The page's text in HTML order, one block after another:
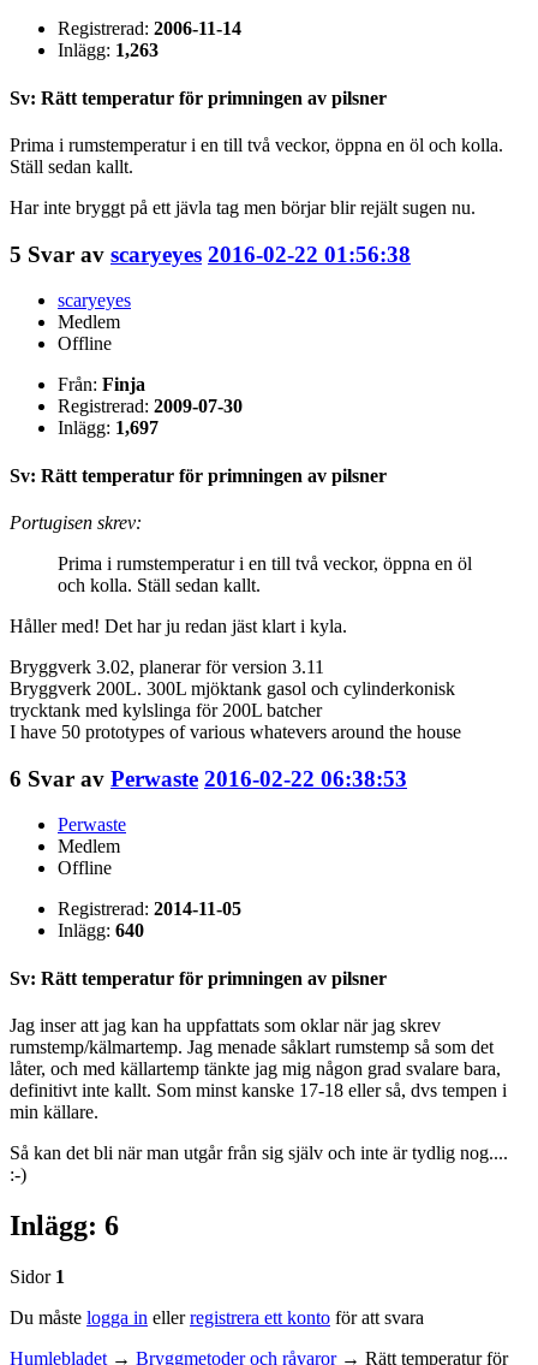
Registrerad: 2006-11-14
Inlägg: 1,263
Sv: Rätt temperatur för primningen av pilsner
Prima i rumstemperatur i en till två veckor, öppna en öl och kolla.
Ställ sedan kallt.
Har inte bryggt på ett jävla tag men börjar blir rejält sugen nu.
5 Svar av scaryeyes 2016-02-22 01:56:38
scaryeyes
Medlem
Offline
Från: Finja
Registrerad: 2009-07-30
Inlägg: 1,697
Sv: Rätt temperatur för primningen av pilsner
Portugisen skrev:
Prima i rumstemperatur i en till två veckor, öppna en öl
och kolla. Ställ sedan kallt.
Håller med! Det har ju redan jäst klart i kyla.
Bryggverk 3.02, planerar för version 3.11
Bryggverk 200L. 300L mjöktank gasol och cylinderkonisk
trycktank med kylslinga för 200L batcher
I have 50 prototypes of various whatevers around the house
6 Svar av Perwaste 2016-02-22 06:38:53
Perwaste
Medlem
Offline
Registrerad: 2014-11-05
Inlägg: 640
Sv: Rätt temperatur för primningen av pilsner
Jag inser att jag kan ha uppfattats som oklar när jag skrev
rumstemp/kälmartemp. Jag menade såklart rumstemp så som det
låter, och med källartemp tänkte jag mig någon grad svalare bara,
definitivt inte kallt. Som minst kanske 17-18 eller så, dvs tempen i
min källare.
Så kan det bli när man utgår från sig själv och inte är tydlig nog....
:-)
Inlägg: 6
Sidor 1
Du måste logga in ellerregistrera ett konto för att svara
Humlebladet → Bryggmetoder och råvaror → Rätt temperatur för